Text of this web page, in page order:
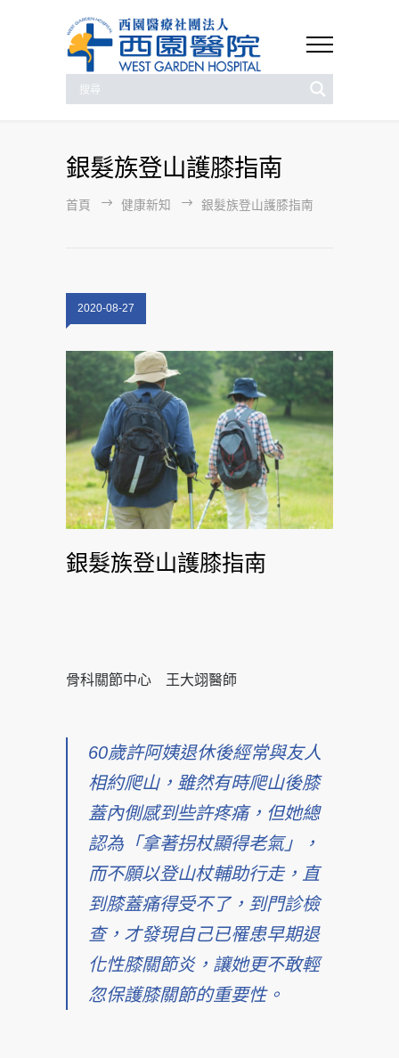
銀髮族登山護膝指南
首頁 健康新知 銀髮族登山護膝指南
2020-08-27
銀髮族登山護膝指南
骨科關節中心 王大翊醫師
60歲許阿姨退休後經常與友人
相約爬山，雖然有時爬山後膝
蓋內側感到些許疼痛，但她總
認為「拿著拐杖顯得老氣」
，
而不願以登山杖輔助行走，直
到膝蓋痛得受不了，到門診檢
查，才發現自己已罹患早期退
化性膝關節炎，讓她更不敢輕
忽保護膝關節的重要性。